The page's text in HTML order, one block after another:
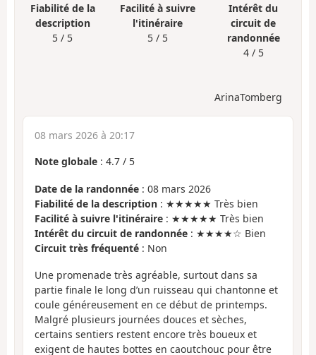
Fiabilité de la
description
5 / 5
Facilité à suivre
l'itinéraire
5 / 5
Intérêt du
circuit de
randonnée
4 / 5
ArinaTomberg
08 mars 2026 à 20:17
Note globale : 4.7 / 5
Date de la randonnée : 08 mars 2026
Fiabilité de la description : ★★★★★ Très bien
Facilité à suivre l'itinéraire : ★★★★★ Très bien
Intérêt du circuit de randonnée : ★★★★☆ Bien
Circuit très fréquenté : Non
Une promenade très agréable, surtout dans sa
partie finale le long d’un ruisseau qui chantonne et
coule généreusement en ce début de printemps.
Malgré plusieurs journées douces et sèches,
certains sentiers restent encore très boueux et
exigent de hautes bottes en caoutchouc pour être